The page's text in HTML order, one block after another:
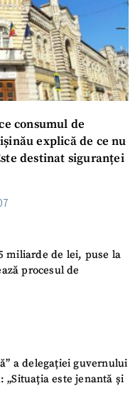
consumul de
explică de ce nu
destinat siguranței
miliarde de lei, puse la
procesul de
a delegației guvernului
este jenantă și